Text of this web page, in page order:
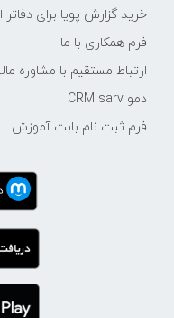
خرید گزارش پویا برای
فرم همکاری با ما
ارتباط مستقیم با مشاوره
دمو CRM sarv
فرم ثبت نام بابت آموزش